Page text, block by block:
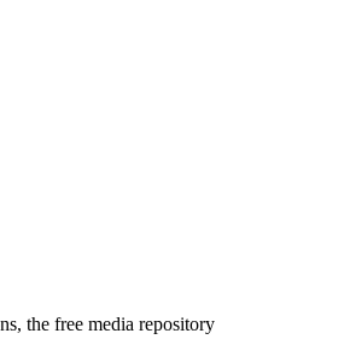
the free media repository